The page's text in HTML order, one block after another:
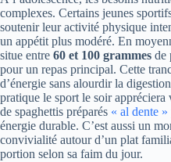
complexes. Certains jeunes
soutenir leur activité physique
un appétit plus modéré. En
situe entre 60 et 100 grammes de
pour un repas principal. Cette
d’énergie sans alourdir la
pratique le sport le soir
de spaghettis préparés « al dente »
énergie durable. C’est aussi un
convivialité autour d’un plat
portion selon sa faim du jour.